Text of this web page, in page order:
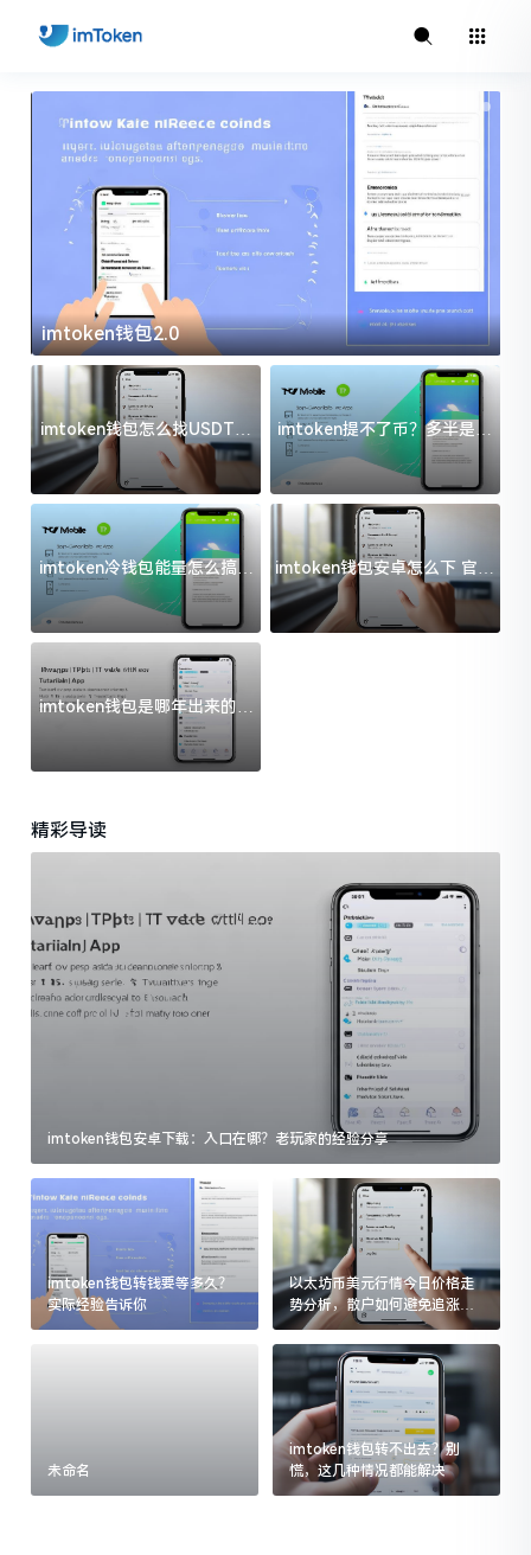
imtoken钱包2.0
imtoken钱包怎么找USDT地
址？三步搞定不踩坑
imtoken提不了币？多半是这
几件事没处理好
imtoken冷钱包能量怎么搞？
过来人告诉你门道
imtoken钱包安卓怎么下 官方
渠道避坑指南
imtoken钱包是哪年出来的？
一文给你说清楚
精彩导读
imtoken钱包安卓下载：入口在哪？老玩家的经验分享
imtoken钱包转钱要等多久？
实际经验告诉你
以太坊币美元行情今日价格走
势分析，散户如何避免追涨杀
跌被套牢
未命名
imtoken钱包转不出去？别
慌，这几种情况都能解决